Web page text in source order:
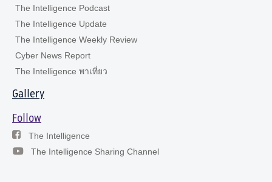
The Intelligence Podcast
The Intelligence Update
The Intelligence Weekly Review
Cyber News Report
The Intelligence พาเที่ยว
Gallery
Follow
The Intelligence
The Intelligence Sharing Channel